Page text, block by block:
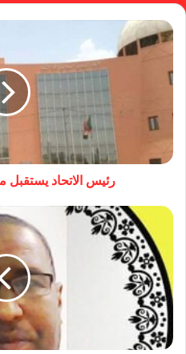
رئيس الاتحاد